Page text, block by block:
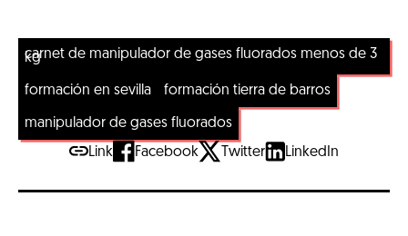
carnet de manipulador de gases fluorados menos de 3
kg
formación en sevilla formación tierra de barros
manipulador de gases fluorados
Link
Facebook Twitter LinkedIn